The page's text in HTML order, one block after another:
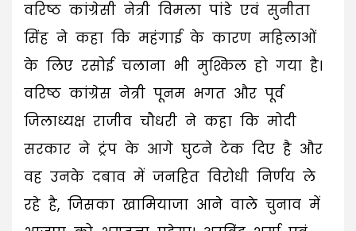
वरिष्ठ कांग्रेसी नेत्री विमला पांडे एवं सुनीता
सिंह ने कहा कि महंगाई के कारण महिलाओं
के लिए रसोई चलाना भी मुश्किल हो गया है।
वरिष्ठ कांग्रेस नेत्री पूनम भगत और पूर्व
जिलाध्यक्ष राजीव चौधरी ने कहा कि मोदी
सरकार ने ट्रंप के आगे घुटने टेक दिए है और
वह उनके दबाव में जनहित विरोधी निर्णय ले
रहे है, जिसका खामियाजा आने वाले चुनाव में